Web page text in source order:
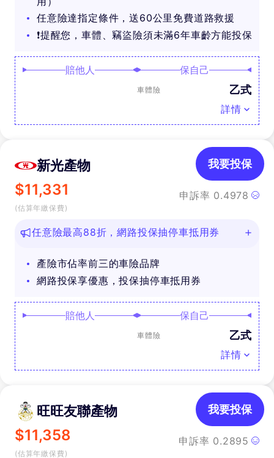
任意險達指定條件，送60公里免費道路救援
❗提醒您，車體、竊盜險須未滿6年車齡方能投保
賠他人 保自己
車體險 乙式
詳情
新光產物
$11,331
(估算年繳保費)
申訴率 0.4978
我要投保
任意險最高88折，網路投保抽停車抵用券
產險市佔率前三的車險品牌
網路投保享優惠，投保抽停車抵用券
賠他人 保自己
車體險 乙式
詳情
旺旺友聯產物
$11,358
(估算年繳保費)
申訴率 0.2895
我要投保